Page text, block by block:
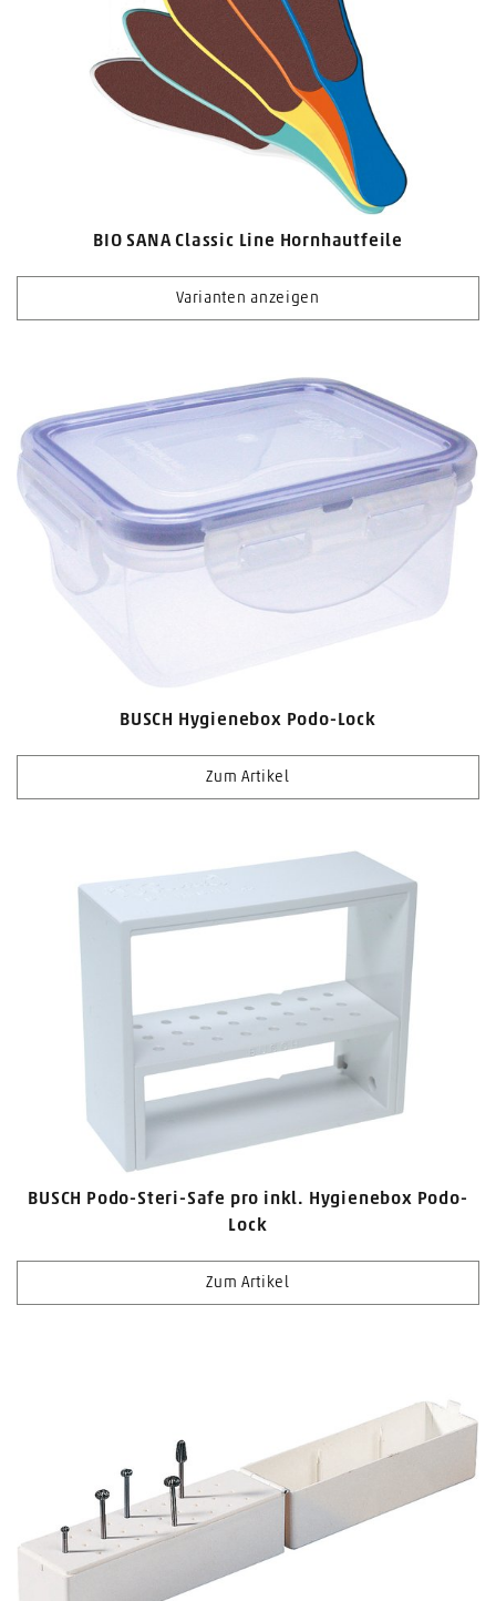
BIO SANA Classic Line Hornhautfeile
Varianten anzeigen
BUSCH Hygienebox Podo-Lock
Zum Artikel
BUSCH Podo-Steri-Safe pro inkl. Hygienebox Podo-
Lock
Zum Artikel